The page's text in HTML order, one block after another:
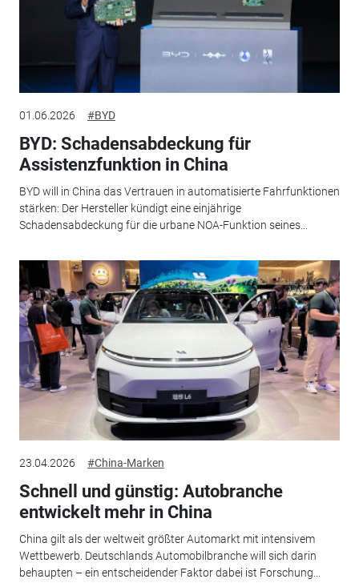
01.06.2026 #BYD
BYD: Schadensabdeckung für
Assistenzfunktion in China
BYD will in China das Vertrauen in automatisierte Fahrfunktionen
stärken: Der Hersteller kündigt eine einjährige
Schadensabdeckung für die urbane NOA-Funktion seines...
23.04.2026 #China-Marken
Schnell und günstig: Autobranche
entwickelt mehr in China
China gilt als der weltweit größter Automarkt mit intensivem
Wettbewerb. Deutschlands Automobilbranche will sich darin
behaupten – ein entscheidender Faktor dabei ist Forschung...